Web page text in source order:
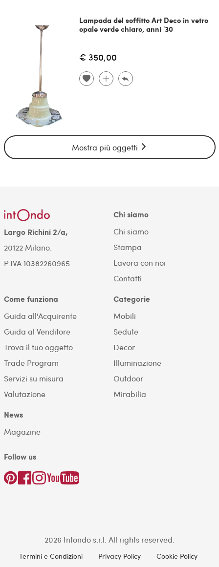
Lampada del soffitto Art Deco in vetro
opale verde chiaro, anni '30
€ 350,00
Mostra più oggetti
Largo Richini 2/a,
20122 Milano.
P.IVA 10382260965
Chi siamo
Chi siamo
Stampa
Lavora con noi
Contatti
Come funziona
Guida all'Acquirente
Guida al Venditore
Trova il tuo oggetto
Trade Program
Servizi su misura
Valutazione
Categorie
Mobili
Sedute
Decor
Illuminazione
Outdoor
Mirabilia
News
Magazine
Follow us
2026 Intondo s.r.l. All rights reserved.
Termini e Condizioni Privacy Policy Cookie Policy